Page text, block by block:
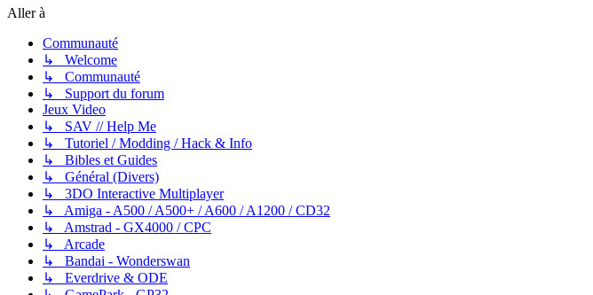
Aller à
Communauté
↳ Welcome
↳ Communauté
↳ Support du forum
Jeux Video
↳ SAV // Help Me
↳ Tutoriel / Modding / Hack & Info
↳ Bibles et Guides
↳ Général (Divers)
↳ 3DO Interactive Multiplayer
↳ Amiga - A500 / A500+ / A600 / A1200 / CD32
↳ Amstrad - GX4000 / CPC
↳ Arcade
↳ Bandai - Wonderswan
↳ Everdrive & ODE